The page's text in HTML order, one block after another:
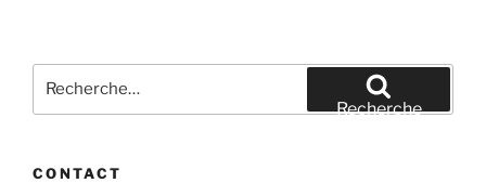
pour
Recherche
CONTACT